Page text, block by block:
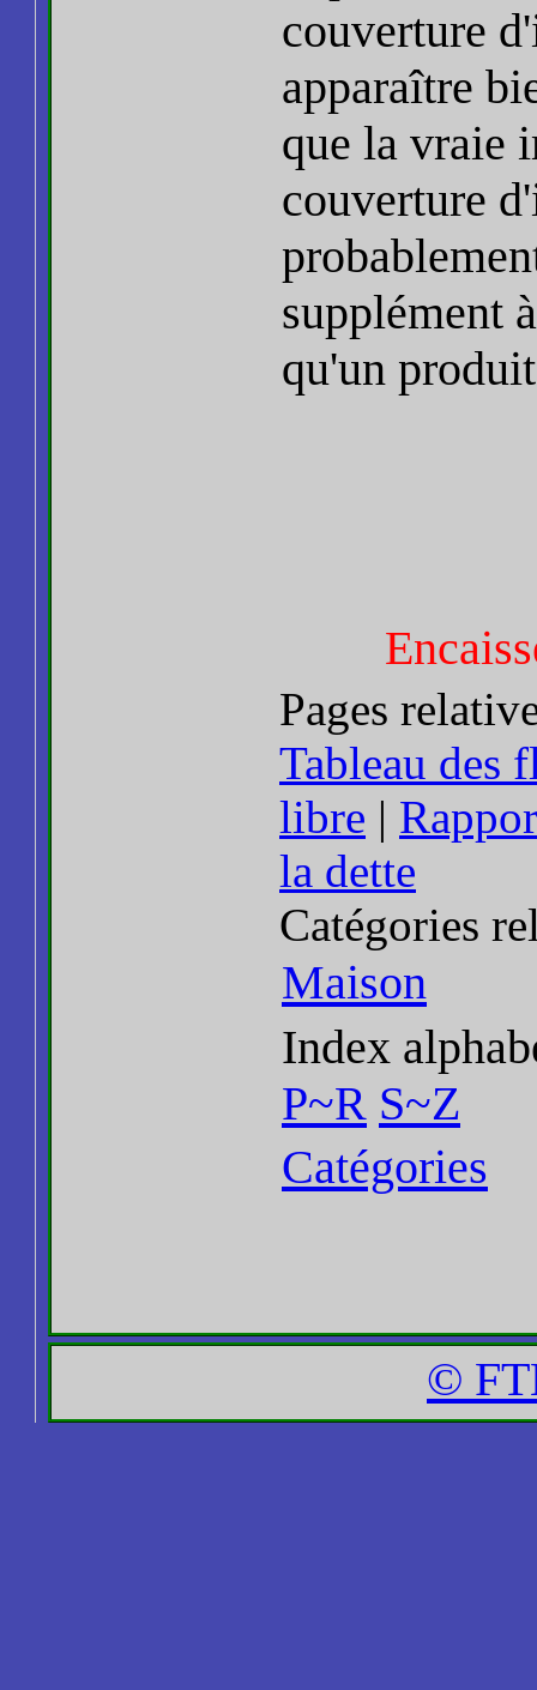
couverture
apparaître
que la vraie
couverture
supplément
qu'un
Pages
Tableau des
libre |
la dette
Catégories
Maison
Index
P~R S~Z
Catégories
©